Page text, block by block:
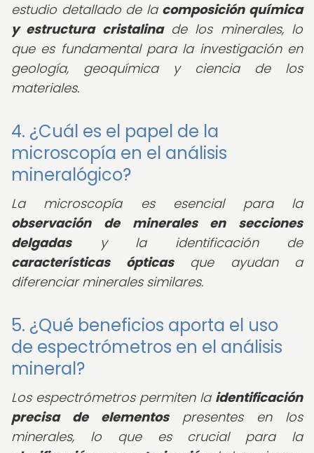
estudio detallado de la composición química
y estructura cristalinade los minerales, lo
que es fundamental para la investigación en
geología, geoquímica y ciencia de los
materiales.
4. ¿Cuál es el papel de la
microscopía en el análisis
mineralógico?
La microscopía es esencial para la
observación de minerales en secciones
delgadasy la identificación de
características ópticasque ayudan a
diferenciar minerales similares.
5. ¿Qué beneficios aporta el uso
de espectrómetros en el análisis
mineral?
Los espectrómetros permiten la identificación
precisa de elementospresentes en los
minerales, lo que es crucial para la